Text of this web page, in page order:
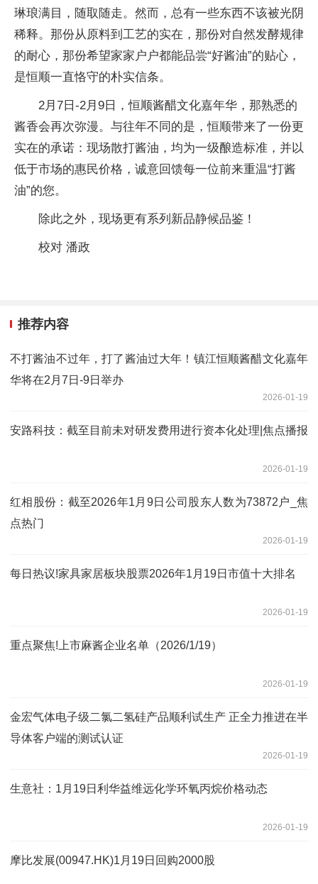
琳琅满目，随取随走。然而，总有一些东西不该被光阴
稀释。那份从原料到工艺的实在，那份对自然发酵规律
的耐心，那份希望家家户户都能品尝“好酱油”的贴心，
是恒顺一直恪守的朴实信条。
2月7日-2月9日，恒顺酱醋文化嘉年华，那熟悉的
酱香会再次弥漫。与往年不同的是，恒顺带来了一份更
实在的承诺：现场散打酱油，均为一级酿造标准，并以
低于市场的惠民价格，诚意回馈每一位前来重温“打酱
油”的您。
除此之外，现场更有系列新品静候品鉴！
校对 潘政
推荐内容
不打酱油不过年，打了酱油过大年！镇江恒顺酱醋文化嘉年
华将在2月7日-9日举办
2026-01-19
安路科技：截至目前未对研发费用进行资本化处理|焦点播报
2026-01-19
红相股份：截至2026年1月9日公司股东人数为73872户_焦
点热门
2026-01-19
每日热议!家具家居板块股票2026年1月19日市值十大排名
2026-01-19
重点聚焦!上市麻酱企业名单（2026/1/19）
2026-01-19
金宏气体电子级二氯二氢硅产品顺利试生产 正全力推进在半
导体客户端的测试认证
2026-01-19
生意社：1月19日利华益维远化学环氧丙烷价格动态
2026-01-19
摩比发展(00947.HK)1月19日回购2000股